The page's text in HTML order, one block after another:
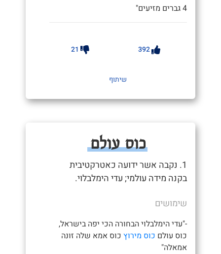
4 גברים מזיעים"
392
21
שיתוף
כוס עולם
1. נקבה אשר ידועה כאטרקטיבית
בקנה מידה עולמי; עדי הימלבלוי.
שימושים
-"עדי הימלבלוי הבחורה הכי יפה בישראל,
כוס עולם כוס מירוץ כוס אמא שלה זונה
אמאלה"